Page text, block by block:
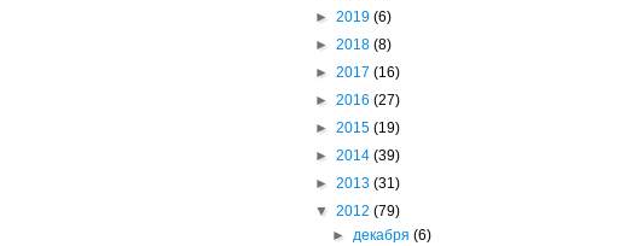
► 2019 (6)
► 2018 (8)
► 2017 (16)
► 2016 (27)
► 2015 (19)
► 2014 (39)
► 2013 (31)
▼ 2012 (79)
►декабря(6)